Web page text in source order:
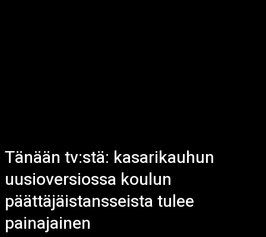
Tänään tv:stä: kasarikauhun
uusioversiossa koulun
päättäjäistansseista tulee
painajainen